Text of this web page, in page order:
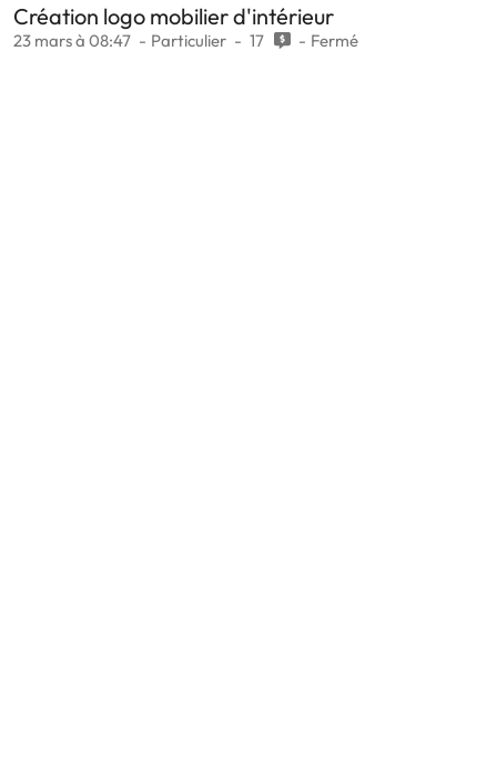
Création logo mobilier d'intérieur
23 mars à 08:47 Particulier 17 Fermé